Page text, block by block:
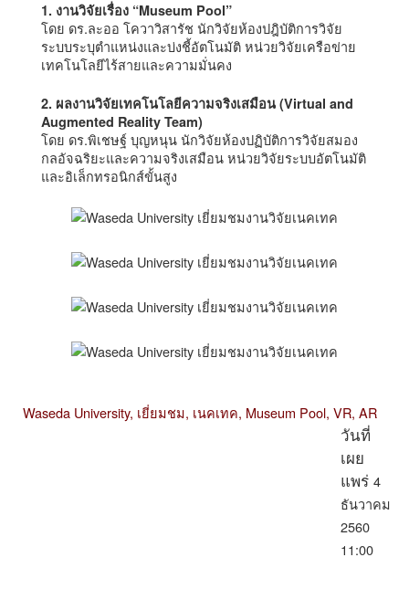
1. งานวิจัยเรื่อง “Museum Pool”
โดย ดร.ละออ โควาวิสารัช นักวิจัยห้องปฎิบัติการวิจัย
ระบบระบุตำแหน่งและบ่งชี้อัตโนมัติ หน่วยวิจัยเครือข่าย
เทคโนโลยีไร้สายและความมั่นคง
2. ผลงานวิจัยเทคโนโลยีความจริงเสมือน (Virtual and
Augmented Reality Team)
โดย ดร.พิเชษฐ์ บุญหนุน นักวิจัยห้องปฏิบัติการวิจัยสมอง
กลอัจฉริยะและความจริงเสมือน หน่วยวิจัยระบบอัตโนมัติ
และอิเล็กทรอนิกส์ขั้นสูง
Waseda University, เยี่ยมชม, เนคเทค, Museum Pool, VR, AR
วันที่
เผย
แพร่ 4
ธันวาคม
2560
11:00